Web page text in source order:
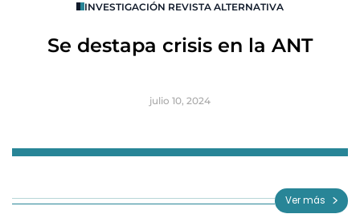
INVESTIGACIÓN REVISTA ALTERNATIVA
Se destapa crisis en la ANT
julio 10, 2024
3
Ver más